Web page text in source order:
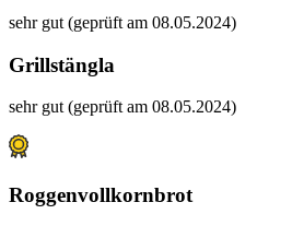
sehr gut (geprüft am 08.05.2024)
Grillstängla
sehr gut (geprüft am 08.05.2024)
Roggenvollkornbrot